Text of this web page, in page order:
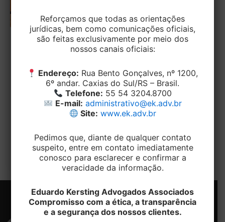
TRABALHISTA
ocupacional perde direito à pensão
paga pela empresa
EditorEK/2 de fevereiro de 2024
Regional do Trabalho da 4ª Região e foi proferida
no julgamento de
Reforçamos que todas as orientações
jurídicas, bem como comunicações oficiais,
são feitas exclusivamente por meio dos
nossos canais oficiais:
Endereço: Rua Bento Gonçalves, nº 1200,
6º andar. Caxias do Sul/RS – Brasil.
Telefone: 55 54 3204.8700
E-mail: administrativo@ek.adv.br
Site: www.ek.adv.br
Pedimos que, diante de qualquer contato
suspeito, entre em contato imediatamente
conosco para esclarecer e confirmar a
veracidade da informação.
Eduardo Kersting Advogados Associados
Compromisso com a ética, a transparência
e a segurança dos nossos clientes.